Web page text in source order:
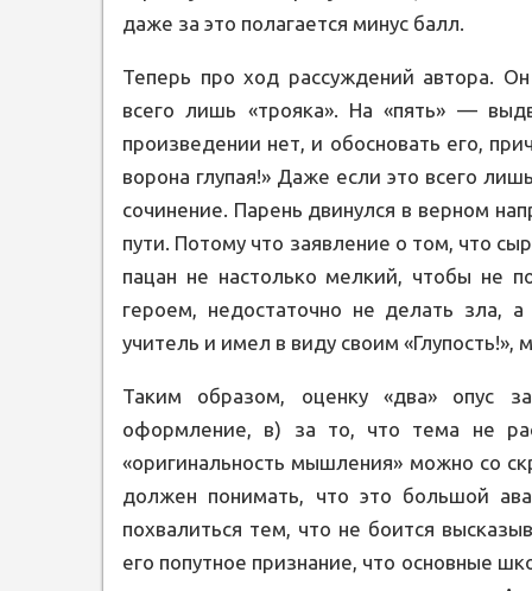
даже за это полагается минус балл.
Теперь про ход рассуждений автора.
всего лишь «трояка». На «пять» —
произведении нет, и обосновать его,
ворона глупая!» Даже если это всего
сочинение. Парень двинулся в верном
пути. Потому что заявление о том, что
пацан не настолько мелкий, чтобы не
героем, недостаточно не делать зла,
учитель и имел в виду своим «Глупость!»,
Таким образом, оценку «два» опус
оформление, в) за то, что тема не
«оригинальность мышления» можно со
должен понимать, что это большой
похвалиться тем, что не боится
его попутное признание, что основные